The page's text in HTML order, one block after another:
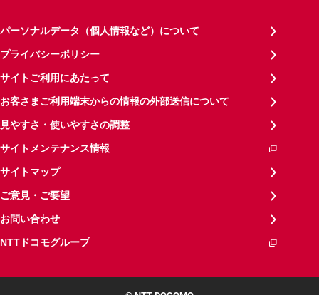
パーソナルデータ（個人情報など）について
プライバシーポリシー
サイトご利用にあたって
お客さまご利用端末からの情報の外部送信について
見やすさ・使いやすさの調整
サイトメンテナンス情報
サイトマップ
ご意見・ご要望
お問い合わせ
NTTドコモグループ